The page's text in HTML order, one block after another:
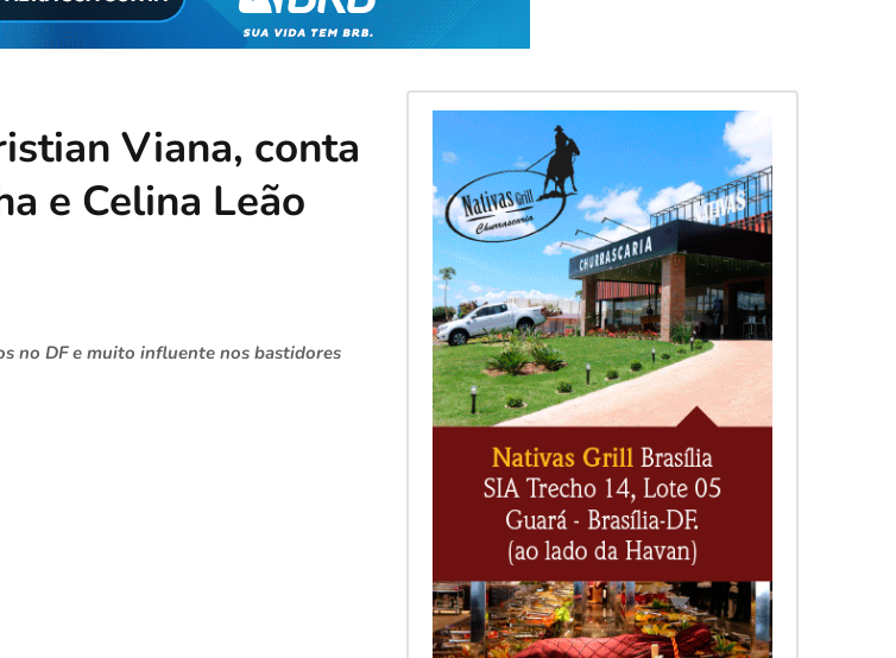
Viana, conta
e Celina Leão
no DF e muito influente nos bastidores